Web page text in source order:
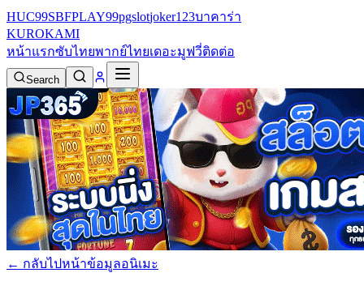
HUC99SBFPLAY99pgslotjoker123บาคาร่า
KUROKAMI
หน้าแรกซับไทยพากย์ไทยเดอะมูฟวี่ติดต่อ
Search
← กลับไปหน้าข้อมูลอนิเมะ